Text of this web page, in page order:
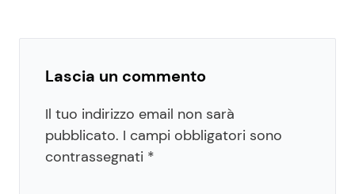
Lascia un commento
Il tuo indirizzo email non sarà
pubblicato. I campi obbligatori sono
contrassegnati *